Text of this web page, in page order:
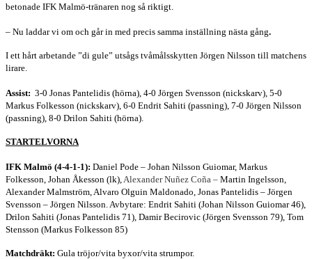
betonade IFK Malmö-tränaren nog så riktigt.
– Nu laddar vi om och går in med precis samma inställning nästa gång.
I ett hårt arbetande ”di gule” utsågs tvåmålsskytten Jörgen Nilsson till matchens
lirare.
Assist: 3-0 Jonas Pantelidis (hörna), 4-0 Jörgen Svensson (nickskarv), 5-0
Markus Folkesson (nickskarv), 6-0 Endrit Sahiti (passning), 7-0 Jörgen Nilsson
(passning), 8-0 Drilon Sahiti (hörna).
STARTELVORNA
IFK Malmö (4-4-1-1): Daniel Pode – Johan Nilsson Guiomar, Markus
Folkesson, Johan Åkesson (lk), Alexander Nuñez Coña – Martin Ingelsson,
Alexander Malmström, Alvaro Olguin Maldonado, Jonas Pantelidis – Jörgen
Svensson – Jörgen Nilsson. Avbytare: Endrit Sahiti (Johan Nilsson Guiomar 46),
Drilon Sahiti (Jonas Pantelidis 71), Damir Becirovic (Jörgen Svensson 79), Tom
Stensson (Markus Folkesson 85)
Matchdräkt: Gula tröjor/vita byxor/vita strumpor.